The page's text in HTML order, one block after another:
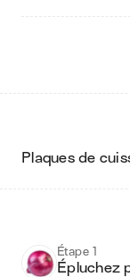
plaques de
Étape 1
Épluchez